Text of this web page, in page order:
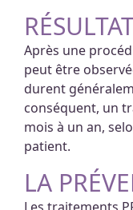
Après une
peut être
durent
conséquent, un
mois à un an,
patient.
LA